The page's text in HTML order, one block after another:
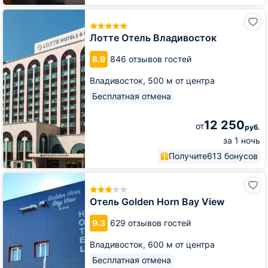
Лотте Отель Владивосток
8.9 846 отзывов гостей
Владивосток, 500 м от центра
Бесплатная отмена
от12 250руб.
за 1 ночь
Получите613 бонусов
Лотте
Отель Golden Horn Bay View
9.3 629 отзывов гостей
Владивосток, 600 м от центра
Бесплатная отмена
Отель
Horn